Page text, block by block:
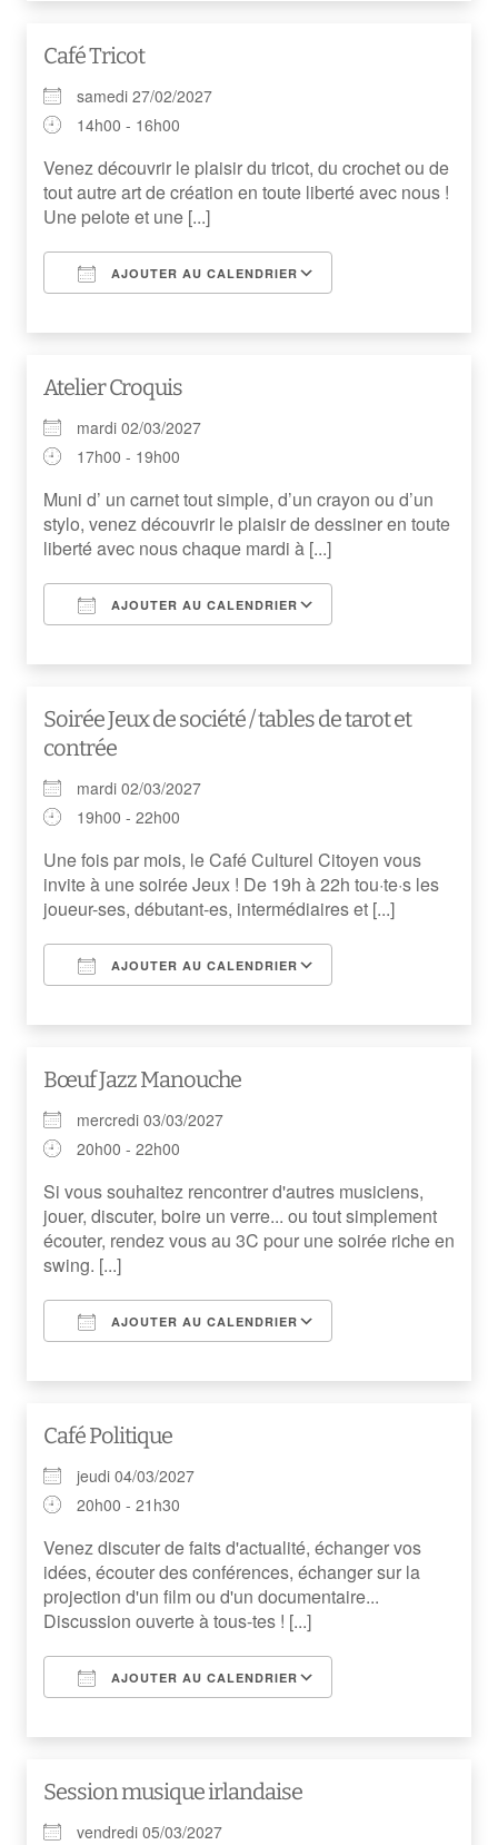
Café Tricot
samedi 27/02/2027
14h00 - 16h00
Venez découvrir le plaisir du tricot, du crochet ou de
tout autre art de création en toute liberté avec nous !
Une pelote et une [...]
AJOUTER AU CALENDRIER
Atelier Croquis
mardi 02/03/2027
17h00 - 19h00
Muni d’ un carnet tout simple, d’un crayon ou d’un
stylo, venez découvrir le plaisir de dessiner en toute
liberté avec nous chaque mardi à [...]
AJOUTER AU CALENDRIER
Soirée Jeux de société / tables de tarot et
contrée
mardi 02/03/2027
19h00 - 22h00
Une fois par mois, le Café Culturel Citoyen vous
invite à une soirée Jeux ! De 19h à 22h tou·te·s les
joueur-ses, débutant-es, intermédiaires et [...]
AJOUTER AU CALENDRIER
Bœuf Jazz Manouche
mercredi 03/03/2027
20h00 - 22h00
Si vous souhaitez rencontrer d'autres musiciens,
jouer, discuter, boire un verre... ou tout simplement
écouter, rendez vous au 3C pour une soirée riche en
swing. [...]
AJOUTER AU CALENDRIER
Café Politique
jeudi 04/03/2027
20h00 - 21h30
Venez discuter de faits d'actualité, échanger vos
idées, écouter des conférences, échanger sur la
projection d'un film ou d'un documentaire...
Discussion ouverte à tous-tes ! [...]
AJOUTER AU CALENDRIER
Session musique irlandaise
vendredi 05/03/2027